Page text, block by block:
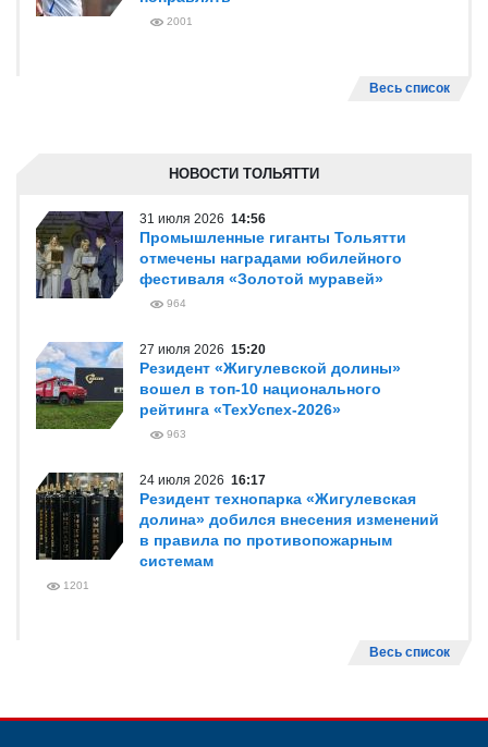
2001
Весь список
НОВОСТИ ТОЛЬЯТТИ
31 июля 2026 14:56
Промышленные гиганты Тольятти
отмечены наградами юбилейного
фестиваля «Золотой муравей»
964
27 июля 2026 15:20
Резидент «Жигулевской долины»
вошел в топ-10 национального
рейтинга «ТехУспех-2026»
963
24 июля 2026 16:17
Резидент технопарка «Жигулевская
долина» добился внесения изменений
в правила по противопожарным
системам
1201
Весь список